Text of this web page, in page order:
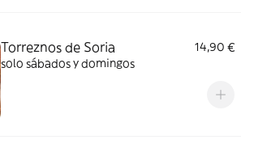
Torreznos de Soria
14,90 €
solo sábados y domingos